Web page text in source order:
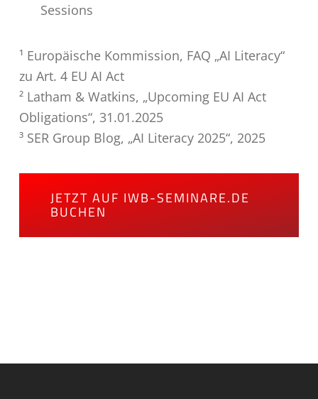
Sessions
¹ Europäische Kommission, FAQ „AI Literacy“
zu Art. 4 EU AI Act
² Latham & Watkins, „Upcoming EU AI Act
Obligations“, 31.01.2025
³ SER Group Blog, „AI Literacy 2025“, 2025
JETZT AUF IWB-SEMINARE.DE
BUCHEN